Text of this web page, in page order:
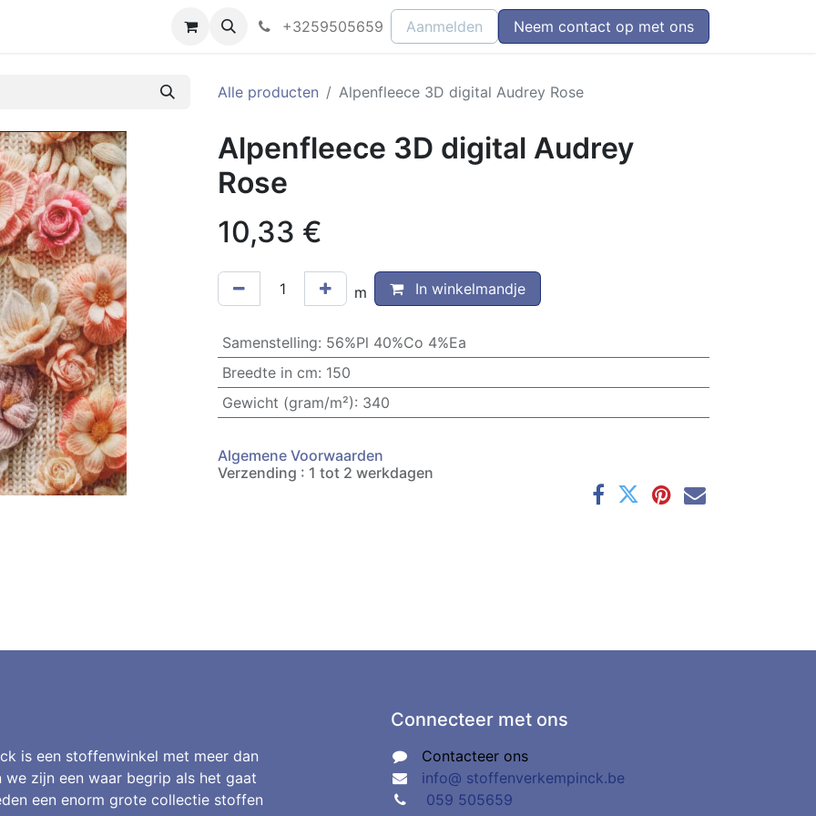
+3259505659 Aanmelden Neem contact op met ons
Alle producten Alpenfleece 3D digital Audrey Rose
Alpenfleece 3D digital Audrey
Rose
10,33 €
m In winkelmandje
Samenstelling: 56%Pl 40%Co 4%Ea
Breedte in cm: 150
Gewicht (gram/m²): 340
Algemene Voorwaarden
Verzending : 1 tot 2 werkdagen
is een stoffenwinkel met meer dan
we zijn een waar begrip als het gaat
een enorm grote collectie stoffen
Connecteer met ons
Contacteer ons
info@ stoffenverkempinck.be
059 505659